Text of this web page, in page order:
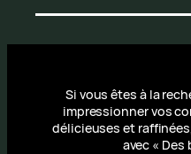
Si vous êtes à la
impressionner vos
délicieuses et
avec « Des